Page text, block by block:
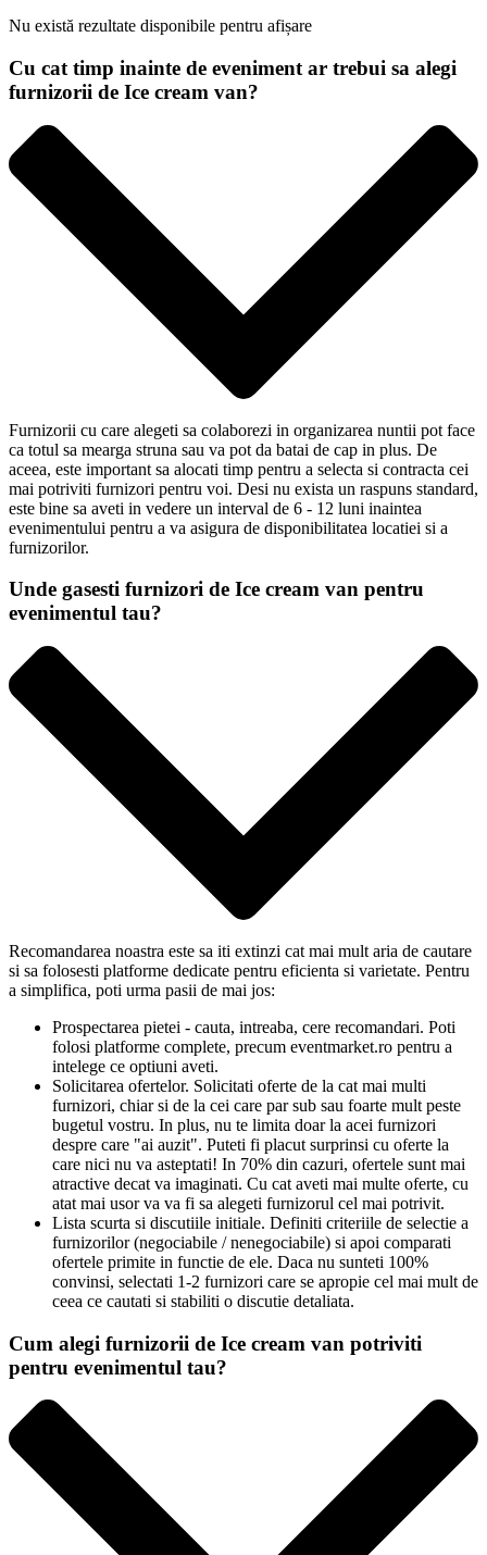
Nu există rezultate disponibile pentru afișare
Cu cat timp inainte de eveniment ar trebui sa alegi
furnizorii de Ice cream van?
Furnizorii cu care alegeti sa colaborezi in organizarea nuntii pot face
ca totul sa mearga struna sau va pot da batai de cap in plus. De
aceea, este important sa alocati timp pentru a selecta si contracta cei
mai potriviti furnizori pentru voi. Desi nu exista un raspuns standard,
este bine sa aveti in vedere un interval de 6 - 12 luni inaintea
evenimentului pentru a va asigura de disponibilitatea locatiei si a
furnizorilor.
Unde gasesti furnizori de Ice cream van pentru
evenimentul tau?
Recomandarea noastra este sa iti extinzi cat mai mult aria de cautare
si sa folosesti platforme dedicate pentru eficienta si varietate. Pentru
a simplifica, poti urma pasii de mai jos:
Prospectarea pietei - cauta, intreaba, cere recomandari. Poti
folosi platforme complete, precum eventmarket.ro pentru a
intelege ce optiuni aveti.
Solicitarea ofertelor. Solicitati oferte de la cat mai multi
furnizori, chiar si de la cei care par sub sau foarte mult peste
bugetul vostru. In plus, nu te limita doar la acei furnizori
despre care "ai auzit". Puteti fi placut surprinsi cu oferte la
care nici nu va asteptati! In 70% din cazuri, ofertele sunt mai
atractive decat va imaginati. Cu cat aveti mai multe oferte, cu
atat mai usor va va fi sa alegeti furnizorul cel mai potrivit.
Lista scurta si discutiile initiale. Definiti criteriile de selectie a
furnizorilor (negociabile / nenegociabile) si apoi comparati
ofertele primite in functie de ele. Daca nu sunteti 100%
convinsi, selectati 1-2 furnizori care se apropie cel mai mult de
ceea ce cautati si stabiliti o discutie detaliata.
Cum alegi furnizorii de Ice cream van potriviti
pentru evenimentul tau?